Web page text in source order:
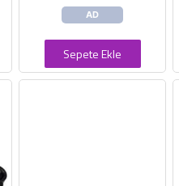
AD
Sepete Ekle